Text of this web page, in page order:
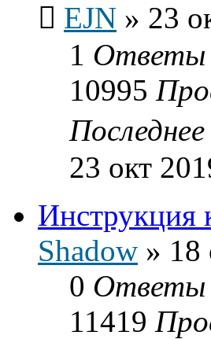
EJN » 23
1 Ответы
10995
23 окт
Инструкция
Shadow » 18
0 Ответы
11419